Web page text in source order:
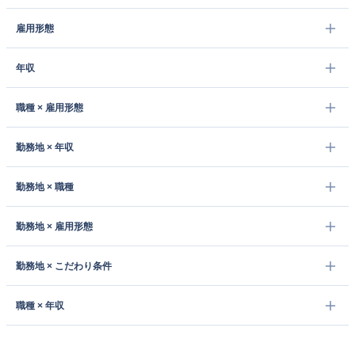
雇用形態
年収
職種 × 雇用形態
勤務地 × 年収
勤務地 × 職種
勤務地 × 雇用形態
勤務地 × こだわり条件
職種 × 年収